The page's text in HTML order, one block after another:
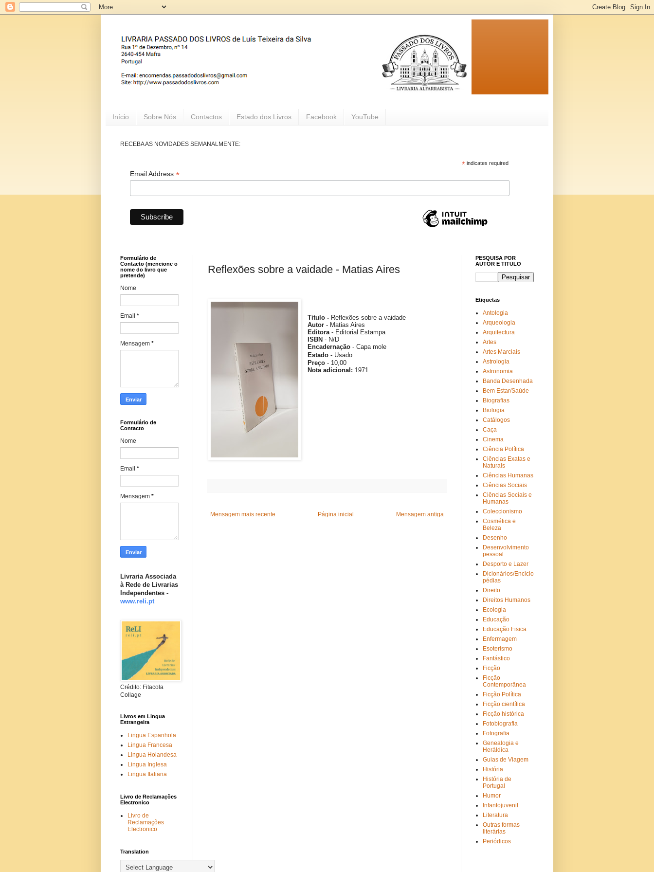
Início Sobre Nós Contactos Estado dos Livros Facebook YouTube
RECEBA AS NOVIDADES SEMANALMENTE:
*indicates required
Email Address *
Reflexões sobre a vaidade - Matias Aires
Titulo - Reflexões sobre a vaidade
Autor - Matias Aires
Editora- Editorial Estampa
ISBN - N/D
Encadernação - Capa mole
Estado - Usado
Preço - 10,00
Notaadicional : 1971
Mensagem mais recente Mensagem antiga
Página inicial
Formulário de
Contacto (mencione o
nome do livro que
pretende)
Nome
Email *
Mensagem *
Formulário de
Contacto
Nome
Email *
Mensagem *
Livraria Associada
à Rede de Livrarias
Independentes -
www.reli.pt
Crédito: Fitacola
Collage
Livros em Lingua
Estrangeira
Lingua Espanhola
Lingua Francesa
Lingua Holandesa
Lingua Inglesa
Lingua Italiana
Livro de Reclamações
Electronico
Livro de
Reclamações
Electronico
Translation
PESQUISA POR
AUTOR E TITULO
Etiquetas
Antologia
Arqueologia
Arquitectura
Artes
Artes Marciais
Astrologia
Astronomia
Banda Desenhada
Bem Estar/Saúde
Biografias
Biologia
Catálogos
Caça
Cinema
Ciência Política
Ciências Exatas e
Naturais
Ciências Humanas
Ciências Sociais
Ciências Sociais e
Humanas
Coleccionismo
Cosmética e
Beleza
Desenho
Desenvolvimento
pessoal
Desporto e Lazer
Dicionários/Enciclo
pédias
Direito
Direitos Humanos
Ecologia
Educação
Educação Fisica
Enfermagem
Esoterismo
Fantástico
Ficção
Ficção
Contemporânea
Ficção Política
Ficção científica
Ficção histórica
Fotobiografia
Fotografia
Genealogia e
Heráldica
Guias de Viagem
História
História de
Portugal
Humor
Infantojuvenil
Literatura
Outras formas
literárias
Periódicos